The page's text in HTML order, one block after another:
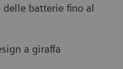
delle batterie fino al
a giraffa